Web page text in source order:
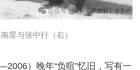
星与张中行（右）
）晚年“负暄”忆旧，写有一